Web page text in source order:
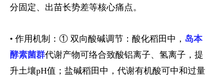
分固定、出苗长势差等核心痛点。
• 作用机制：① 双向酸碱调节：酸化稻田中， 岛本
酵素菌群代谢产物可络合致酸铝离子、氢离子，提
升土壤pH值；盐碱稻田中，代谢有机酸可中和过量